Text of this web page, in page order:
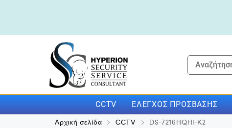
CCTV ΕΛΈΓΧΟΣ ΠΡΌΣΒΑΣΗΣ
Αρχική σελίδα CCTV DS-7216HQHI-K2